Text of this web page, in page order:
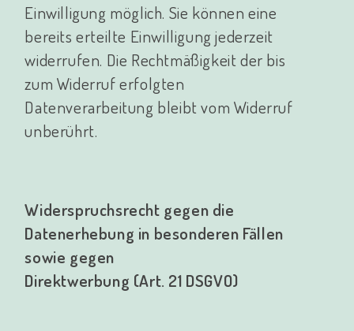
Einwilligung möglich. Sie können eine
bereits erteilte Einwilligung jederzeit
widerrufen. Die Rechtmäßigkeit der bis
zum Widerruf erfolgten
Datenverarbeitung bleibt vom Widerruf
unberührt.
Widerspruchsrecht gegen die
Datenerhebung in besonderen Fällen
sowie gegen
Direktwerbung (Art. 21 DSGVO)